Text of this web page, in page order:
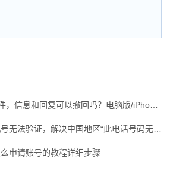
申请账号的教程详细步骤